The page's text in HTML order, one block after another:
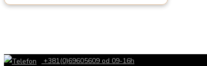
+381(0)69605609 od 09-16h